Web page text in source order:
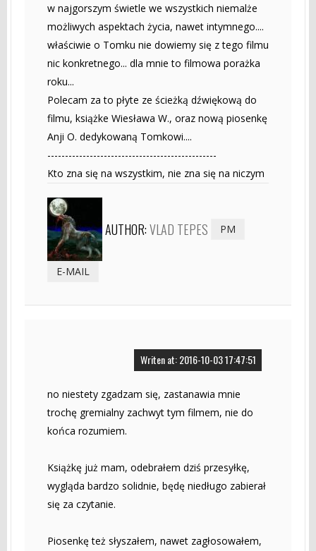
w najgorszym świetle we wszystkich niemalże
możliwych aspektach życia, nawet intymnego....
właściwie o Tomku nie dowiemy się z tego filmu
nic konkretnego... dla mnie to filmowa porażka
roku...
Polecam za to płyte ze ścieżką dźwiękową do
filmu, książke Wiesława W., oraz nową piosenkę
Anji O. dedykowaną Tomkowi....
------------------------------------------------
Kto zna się na wszystkim, nie zna się na niczym
AUTHOR:VLAD TEPES PM
E-MAIL
Writen at: 2016-10-03 17:47:51
no niestety zgadzam się, zastanawia mnie
trochę gremialny zachwyt tym filmem, nie do
końca rozumiem.
Książkę już mam, odebrałem dziś przesyłkę,
wygląda bardzo solidnie, będę niedługo zabierał
się za czytanie.
Piosenkę też słyszałem, nawet zagłosowałem,